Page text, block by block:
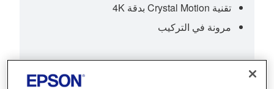
تقنية Crystal Motion بدقة 4K
مرونة في التركيب